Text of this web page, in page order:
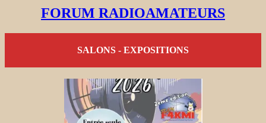
FORUM RADIOAMATEURS
SALONS - EXPOSITIONS